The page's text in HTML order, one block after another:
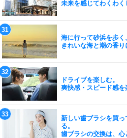
未来を感じてわくわく
海に行って砂浜を歩く
きれいな海と潮の香り
ドライブを楽しむ。
爽快感・スピード感を
新しい歯ブラシを買っ
る。
歯ブラシの交換は、心